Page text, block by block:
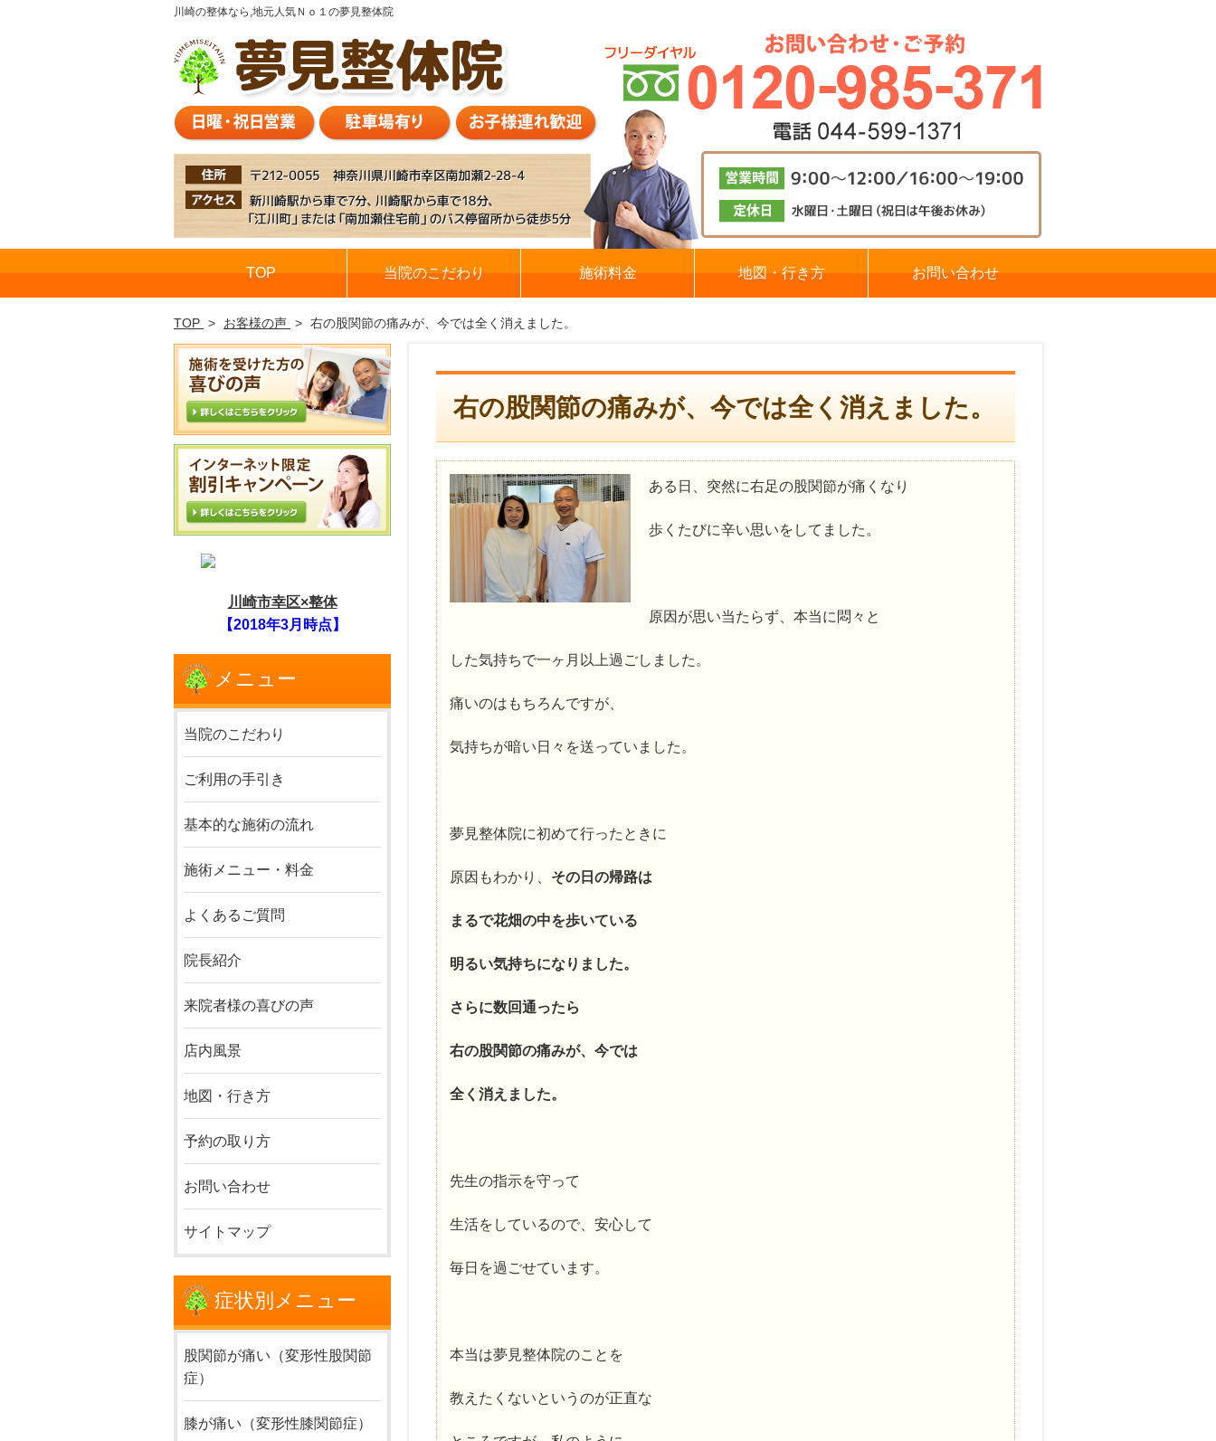
川崎の整体なら,地元人気Ｎｏ１の夢見整体院
TOP 当院のこだわり 施術料金 地図・行き方 お問い合わせ
TOP お客様の声 右の股関節の痛みが、今では全く消えました。
右の股関節の痛みが、今では全く消えました。
ある日、突然に右足の股関節が痛くなり
歩くたびに辛い思いをしてました。
原因が思い当たらず、本当に悶々と
した気持ちで一ヶ月以上過ごしました。
痛いのはもちろんですが、
気持ちが暗い日々を送っていました。
夢見整体院に初めて行ったときに
原因もわかり、 その日の帰路は
まるで花畑の中を歩いている
明るい気持ちになりました。
さらに数回通ったら
右の股関節の痛みが、今では
全く消えました。
先生の指示を守って
生活をしているので、安心して
毎日を過ごせています。
本当は夢見整体院のことを
教えたくないというのが正直な
川崎市幸区×整体
【2018年3月時点】
メニュー
当院のこだわり
ご利用の手引き
基本的な施術の流れ
施術メニュー・料金
よくあるご質問
院長紹介
来院者様の喜びの声
店内風景
地図・行き方
予約の取り方
お問い合わせ
サイトマップ
症状別メニュー
股関節が痛い（変形性股関節
症）
膝が痛い（変形性膝関節症）